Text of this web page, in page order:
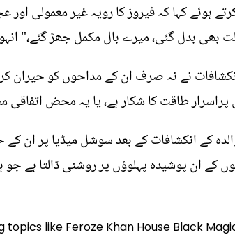
ہوئے کہا کہ فیروز کا رویہ غیر معمولی
بھی بدل گئی، میرے بال مکمل جھڑ گئے،"
نے نہ صرف ان کے مداحوں کو حیران
پراسرار طاقت کا شکار ہے، یا یہ محض
کے انکشافات کے بعد سوشل میڈیا پر
کے ان پوشیدہ پہلوؤں پر روشنی ڈالتا ہے
like Feroze Khan House Black